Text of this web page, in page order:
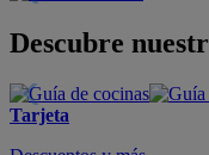
Descubre
Tarjeta